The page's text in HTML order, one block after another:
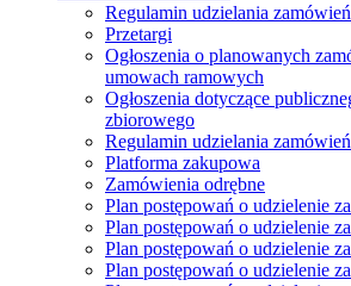
Regulamin udzielania
Przetargi
Ogłoszenia o planowanych
umowach ramowych
Ogłoszenia dotyczące
zbiorowego
Regulamin udzielania
Platforma zakupowa
Zamówienia odrębne
Plan postępowań o udzielenie
Plan postępowań o udzielenie
Plan postępowań o udzielenie
Plan postępowań o udzielenie